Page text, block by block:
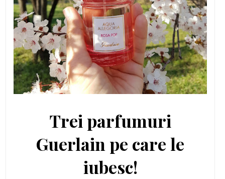
Trei parfumuri
Guerlain pe care le
iubesc!